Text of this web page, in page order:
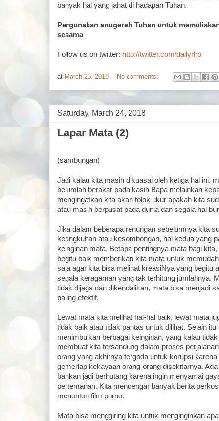
banyak hal yang jahat di hadapan Tuhan.
Pergunakan anugerah Tuhan untuk
sesama
Follow us on twitter: http://twitter.com/dailyrho
at March 25, 2018 No comments:
Saturday, March 24, 2018
Lapar Mata (2)
(sambungan)
Jadi kalau kita masih dikuasai oleh ketiga hal ini,
belumlah berakar pada kasih Bapa melainkan
mengingatkan kita akan tolok ukur apakah kita
atau masih berpusat pada dunia dan segala hal
Jika dalam beberapa renungan sebelumnya kita
keangkuhan atau kesombongan, hal kedua yang
keinginan mata. Betapa pentingnya mata bagi
begitu baik memberikan kita mata untuk
saja agar kita bisa melihat kreasiNya yang begitu
segala keragaman yang tak terhitung jumlahnya.
tidak dijaga dan dikendalikan, mata bisa menjadi
paling efektif.
Lewat mata kita melihat hal-hal baik, lewat mata
tidak baik atau tidak pantas untuk dilihat. Selain
menimbulkan berbagai keinginan, yang kalau
membuat kita tersandung dalam proses
orang yang akhirnya tergoda untuk korupsi
gemerlap kekayaan orang-orang disekitarnya.
bahkan jadi berhutang karena ingin menyamai
pertemanan. Kita mendengar banyak berita
menonton film porno.
Mata bisa menggiring kita untuk menginginkan